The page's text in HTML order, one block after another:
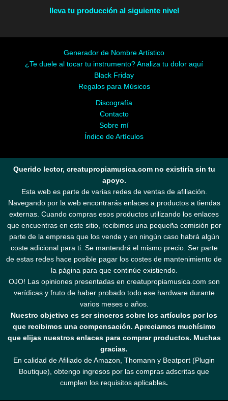
lleva tu producción al siguiente nivel
Generador de Nombre Artístico
¿Te duele al tocar tu instrumento? Analiza tu dolor aquí
Black Friday
Regalos para Músicos
Discografía
Contacto
Sobre mí
Índice de Artículos
Querido lector, creatupropiamusica.com no existiría sin tu
apoyo.
Esta web es parte de varias redes de ventas de afiliación.
Navegando por la web encontrarás enlaces a productos a tiendas
externas. Cuando compras esos productos utilizando los enlaces
que encuentras en este sitio, recibimos una pequeña comisión por
parte de la empresa que los vende y en ningún caso habrá algún
coste adicional para ti. Se mantendrá el mismo precio. Ser parte
de estas redes hace posible pagar los costes de mantenimiento de
la página para que continúe existiendo.
OJO! Las opiniones presentadas en creatupropiamusica.com son
verídicas y fruto de haber probado todo ese hardware durante
varios meses o años.
Nuestro objetivo es ser sinceros sobre los artículos por los
que recibimos una compensación. Apreciamos muchísimo
que elijas nuestros enlaces para comprar productos. Muchas
gracias.
En calidad de Afiliado de Amazon, Thomann y Beatport (Plugin
Boutique), obtengo ingresos por las compras adscritas que
cumplen los requisitos aplicables.